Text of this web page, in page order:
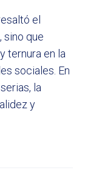
el
sino que
ternura en la
sociales. En
la
y